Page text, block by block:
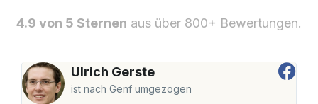
4.9 von 5 Sternen aus über 800+ Bewertungen.
Ulrich Gerste
ist nach Genf umgezogen